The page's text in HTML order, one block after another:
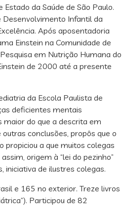
da Saúde de São Paulo.
Desenvolvimento Infantil da
Após aposentadoria
Einstein na Comunidade de
em Nutrição Humana do
de 2000 até a presente
da Escola Paulista de
deficientes mentais
maior do que a descrita em
conclusões, propôs que o
propiciou a que muitos colegas
origem à “lei do pezinho”
iniciativa de ilustres colegas.
e 165 no exterior. Treze livros
Participou de 82